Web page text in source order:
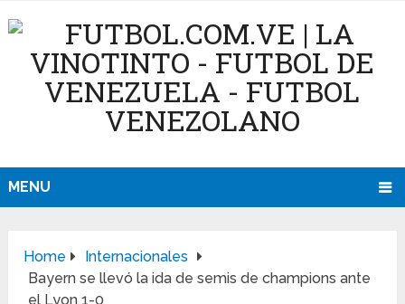
MENU
Home
Internacionales
Bayern se llevó la ida de semis de champions ante
el Lyon 1-0